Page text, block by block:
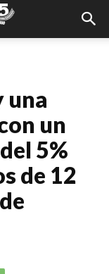
una
un
5%
de 12